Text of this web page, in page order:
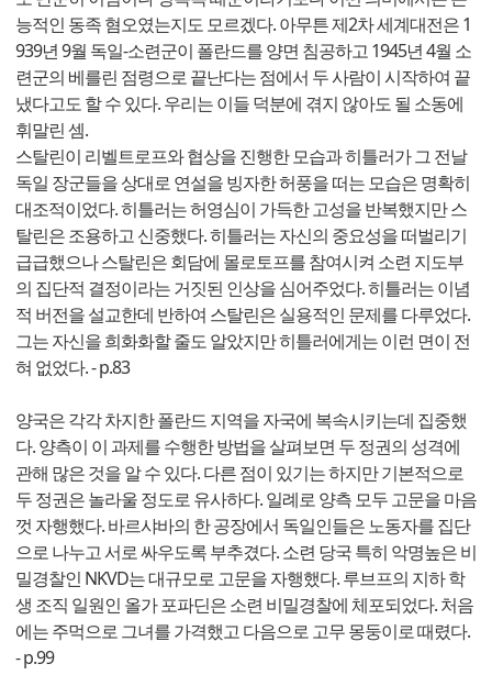
능적인 동족 혐오였는지도 모르겠다. 아무튼 제2차 세계대전은 1
939년 9월 독일-소련군이 폴란드를 양면 침공하고 1945년 4월 소
련군의 베를린 점령으로 끝난다는 점에서 두 사람이 시작하여 끝
냈다고도 할 수 있다. 우리는 이들 덕분에 겪지 않아도 될 소동에
휘말린 셈.
스탈린이 리벨트로프와 협상을 진행한 모습과 히틀러가 그 전날
독일 장군들을 상대로 연설을 빙자한 허풍을 떠는 모습은 명확히
대조적이었다. 히틀러는 허영심이 가득한 고성을 반복했지만 스
탈린은 조용하고 신중했다. 히틀러는 자신의 중요성을 떠벌리기
급급했으나 스탈린은 회담에 몰로토프를 참여시켜 소련 지도부
의 집단적 결정이라는 거짓된 인상을 심어주었다. 히틀러는 이념
적 버전을 설교한데 반하여 스탈린은 실용적인 문제를 다루었다.
그는 자신을 희화화할 줄도 알았지만 히틀러에게는 이런 면이 전
혀 없었다. - p.83
양국은 각각 차지한 폴란드 지역을 자국에 복속시키는데 집중했
다. 양측이 이 과제를 수행한 방법을 살펴보면 두 정권의 성격에
관해 많은 것을 알 수 있다. 다른 점이 있기는 하지만 기본적으로
두 정권은 놀라울 정도로 유사하다. 일례로 양측 모두 고문을 마음
껏 자행했다. 바르샤바의 한 공장에서 독일인들은 노동자를 집단
으로 나누고 서로 싸우도록 부추겼다. 소련 당국 특히 악명높은 비
밀경찰인 NKVD는 대규모로 고문을 자행했다. 루브프의 지하 학
생 조직 일원인 올가 포파딘은 소련 비밀경찰에 체포되었다. 처음
에는 주먹으로 그녀를 가격했고 다음으로 고무 몽둥이로 때렸다.
- p.99